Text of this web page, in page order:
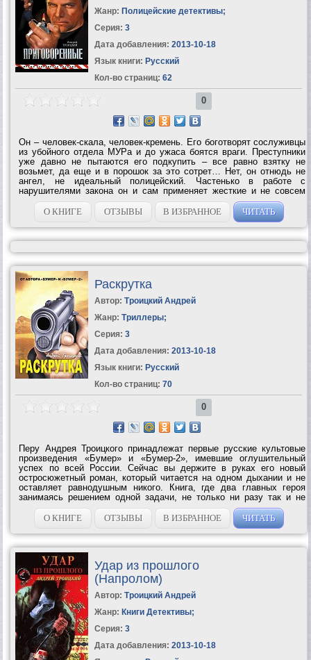
Жанр: Полицейские детективы;
Серия: 3
Дата добавления: 2013-10-18
Язык книги: Русский
Кол-во страниц: 62
0
Он – человек-скала, человек-кремень. Его боготворят сослуживцы
из убойного отдела МУРа и до ужаса боятся враги. Преступники
уже давно не пытаются его подкупить – все равно взятку не
возьмет, да еще и в порошок за это сотрет… Нет, он отнюдь не
ангел, не идеальный полицейский. Частенько в работе с
нарушителями закона он и сам применяет жесткие и не совсем
законные меры. Но при этом он не ищет личной выгоды. В болоте
коррупции и лжи он...
О КНИГЕ ОТЗЫВЫ В ИЗБРАННОЕ ЧИТАТЬ
Раскрутка
Автор: Троицкий Андрей
Жанр: Триллеры;
Серия: 3
Дата добавления: 2013-10-18
Язык книги: Русский
Кол-во страниц: 70
0
Перу Андрея Троицкого принадлежат первые русские культовые
произведения «Бумер» и «Бумер-2», имевшие оглушительный
успех по всей России. Сейчас вы держите в руках его новый
остросюжетный роман, который читается на одном дыхании и не
оставляет равнодушным никого. Книга, где два главных героя
занимаясь решением одной задачи, не только ни разу так и не
встретились, но даже не подозревали о существовании друг
друга. Каждая страница –...
О КНИГЕ ОТЗЫВЫ В ИЗБРАННОЕ ЧИТАТЬ
Удар из прошлого
(Напролом)
Автор: Троицкий Андрей
Жанр: Книги Детективы;
Серия: 3
Дата добавления: 2013-10-18